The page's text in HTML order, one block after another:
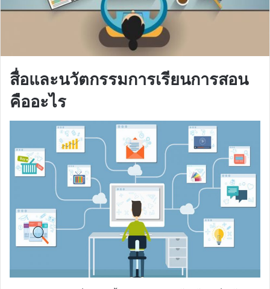
สื่อและนวัตกรรมการเรียนการสอน
คืออะไร